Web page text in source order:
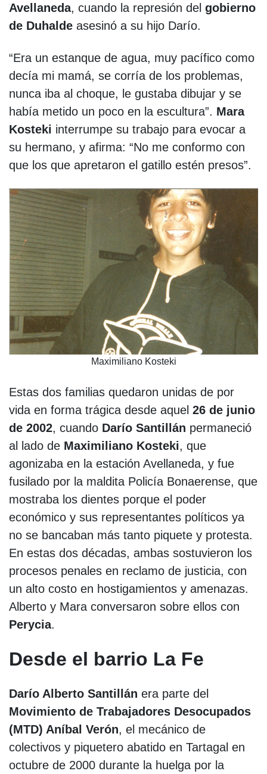
Avellaneda, cuando la represión del gobierno
de Duhalde asesinó a su hijo Darío.
“Era un estanque de agua, muy pacífico como
decía mi mamá, se corría de los problemas,
nunca iba al choque, le gustaba dibujar y se
había metido un poco en la escultura”. Mara
Kosteki interrumpe su trabajo para evocar a
su hermano, y afirma: “No me conformo con
que los que apretaron el gatillo estén presos”.
Maximiliano Kosteki
Estas dos familias quedaron unidas de por
vida en forma trágica desde aquel 26 de junio
de 2002, cuando Darío Santillán permaneció
al lado de Maximiliano Kosteki, que
agonizaba en la estación Avellaneda, y fue
fusilado por la maldita Policía Bonaerense, que
mostraba los dientes porque el poder
económico y sus representantes políticos ya
no se bancaban más tanto piquete y protesta.
En estas dos décadas, ambas sostuvieron los
procesos penales en reclamo de justicia, con
un alto costo en hostigamientos y amenazas.
Alberto y Mara conversaron sobre ellos con
Perycia.
Desde el barrio La Fe
Darío Alberto Santillán era parte del
Movimiento de Trabajadores Desocupados
(MTD) Aníbal Verón, el mecánico de
colectivos y piquetero abatido en Tartagal en
octubre de 2000 durante la huelga por la